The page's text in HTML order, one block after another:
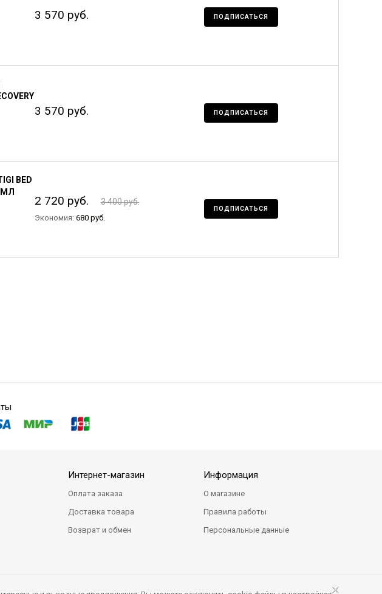
3 570 руб. ПОДПИСАТЬСЯ
3 570 руб. ПОДПИСАТЬСЯ
BED
МЛ
2 720 руб. 3 400 руб.
Экономия: 680 руб.
ПОДПИСАТЬСЯ
Интернет-магазин
Оплата заказа
Доставка товара
Возврат и обмен
Информация
О магазине
Правила работы
Персональные данные